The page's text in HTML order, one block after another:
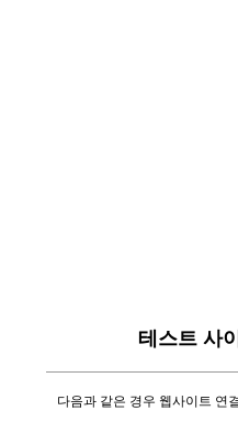
테스트 사
다음과 같은 경우 웹사이트 연